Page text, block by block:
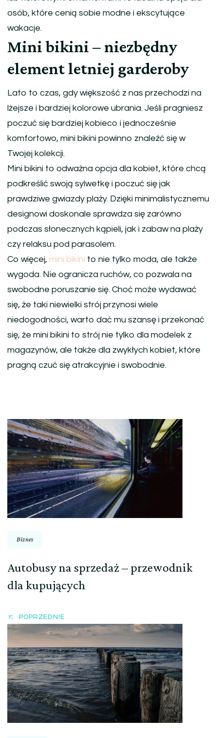
osób, które cenią sobie modne i ekscytujące
wakacje.
Mini bikini – niezbędny
element letniej garderoby
Lato to czas, gdy większość z nas przechodzi na
lżejsze i bardziej kolorowe ubrania. Jeśli pragniesz
poczuć się bardziej kobieco i jednocześnie
komfortowo, mini bikini powinno znaleźć się w
Twojej kolekcji.
Mini bikini to odważna opcja dla kobiet, które chcą
podkreślić swoją sylwetkę i poczuć się jak
prawdziwe gwiazdy plaży. Dzięki minimalistycznemu
designowi doskonale sprawdza się zarówno
podczas słonecznych kąpieli, jak i zabaw na plaży
czy relaksu pod parasolem.
Co więcej, mini bikini to nie tylko moda, ale także
wygoda. Nie ogranicza ruchów, co pozwala na
swobodne poruszanie się. Choć może wydawać
się, że taki niewielki strój przynosi wiele
niedogodności, warto dać mu szansę i przekonać
się, że mini bikini to strój nie tylko dla modelek z
magazynów, ale także dla zwykłych kobiet, które
pragną czuć się atrakcyjnie i swobodnie.
Nawigacja
wpisu
Biznes
Autobusy na sprzedaż – przewodnik
dla kupujących
POPRZEDNIE